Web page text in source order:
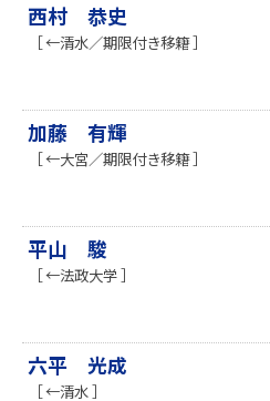
西村 恭史
［ ←清水／期限付き移籍 ］
加藤 有輝
［ ←大宮／期限付き移籍 ］
平山 駿
［ ←法政大学 ］
六平 光成
［ ←清水 ］